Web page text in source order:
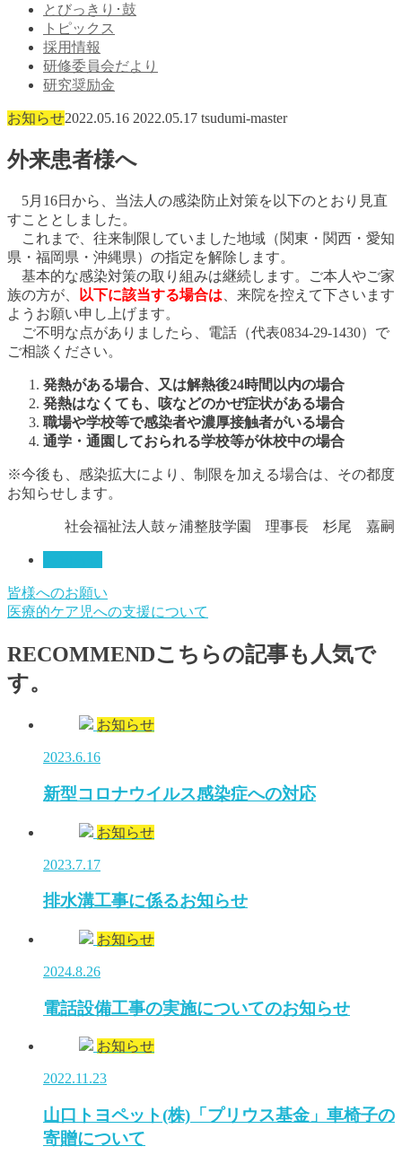
とびっきり･鼓
トピックス
採用情報
研修委員会だより
研究奨励金
お知らせ2022.05.16 2022.05.17 tsudumi-master
外来患者様へ
5月16日から、当法人の感染防止対策を以下のとおり見直
すこととしました。
これまで、往来制限していました地域（関東・関西・愛知
県・福岡県・沖縄県）の指定を解除します。
基本的な感染対策の取り組みは継続します。ご本人やご家
族の方が、
以下に該当する場合は 、来院を控えて下さいます
ようお願い申し上げます。
ご不明な点がありましたら、電話（代表0834-29-1430）で
ご相談ください。
発熱がある場合、又は解熱後24時間以内の場合
発熱はなくても、咳などのかぜ症状がある場合
職場や学校等で感染者や濃厚接触者がいる場合
通学・通園しておられる学校等が休校中の場合
※今後も、感染拡大により、制限を加える場合は、その都度
お知らせします。
社会福祉法人鼓ヶ浦整肢学園 理事長 杉尾 嘉嗣
皆様へのお願い
医療的ケア児への支援について
RECOMMENDこちらの記事も人気で
す。
お知らせ
2023.6.16
新型コロナウイルス感染症への対応
お知らせ
2023.7.17
排水溝工事に係るお知らせ
お知らせ
2024.8.26
電話設備工事の実施についてのお知らせ
お知らせ
2022.11.23
山口トヨペット(株)「プリウス基金」車椅子の
寄贈について